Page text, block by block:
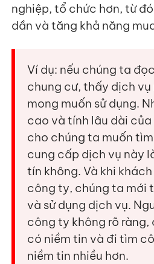
nghiệp, tổ chức hơn, từ
dần và tăng khả năng
Ví dụ: nếu chúng ta
chung cư, thấy dịch
mong muốn sử dụng.
cao và tính lâu dài của
cho chúng ta muốn
cung cấp dịch vụ này
tín không. Và khi
công ty, chúng ta mới
và sử dụng dịch vụ.
công ty không rõ ràng,
có niềm tin và đi tìm
niềm tin nhiều hơn.